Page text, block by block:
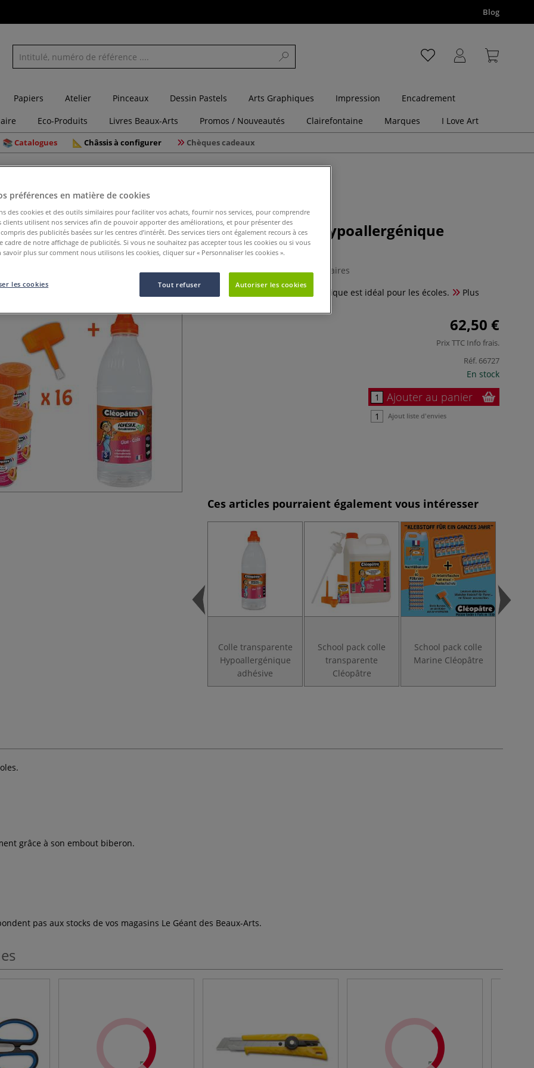
Blog
Papiers Atelier Pinceaux Dessin Pastels Arts Graphiques Impression
Encadrement
Eco-Produits Livres Beaux-Arts Promos / Nouveautés Clairefontaine Marques I Love Art
Catalogues Châssis à configurer Chèques cadeaux
colle hypoallergénique Cléopâtre
Schoolpack colle hypoallergénique
Cléopâtre
0 Commentaires
Le Schoolpack colle hypoallergénique est idéal pour les écoles.
Plus
62,50 €
Prix TTC Info frais.
Réf. 66727
En stock
Ajouter au panier
Ajout liste d'envies
Ces articles pourraient également vous intéresser
Colle transparente
Hypoallergénique
adhésive
School pack colle
transparente
Cléopâtre
School pack colle
Marine Cléopâtre
grâce à son embout biberon.
pas aux stocks de vos magasins Le Géant des Beaux-Arts.
préférences en matière de cookies
des cookies et des outils similaires pour faciliter vos achats, fournir nos services, pour comprendre
clients utilisent nos services afin de pouvoir apporter des améliorations, et pour présenter des
des publicités basées sur les centres d’intérêt. Des services tiers ont également recours à ces
cadre de notre affichage de publicités. Si vous ne souhaitez pas accepter tous les cookies ou si vous
savoir plus sur comment nous utilisons les cookies, cliquer sur « Personnaliser les cookies ».
Tout refuser Autoriser les cookies
les cookies